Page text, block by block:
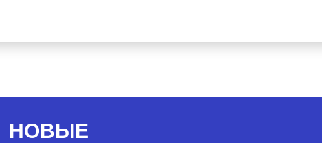
НОВЫЕ